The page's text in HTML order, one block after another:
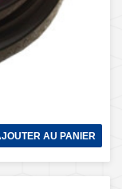
AU PANIER